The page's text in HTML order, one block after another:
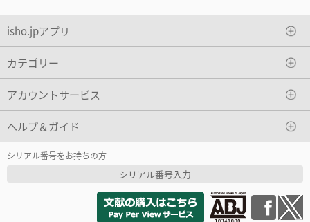
isho.jpアプリ
カテゴリー
アカウントサービス
ヘルプ＆ガイド
シリアル番号をお持ちの方
シリアル番号入力